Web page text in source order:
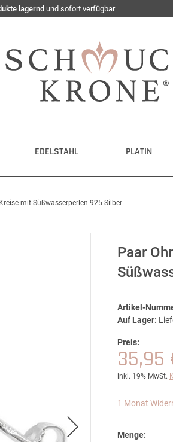
lagernd und sofort verfügbar
EDELSTAHL PLATIN
mit Süßwasserperlen 925 Silber
Paar
Artikel-
Auf Lager:
Preis:
35,95
inkl. 19% MwSt.
1 Monat
Menge: